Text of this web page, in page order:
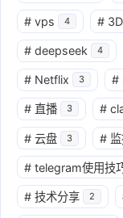
# vps 4 #
# deepseek 4
# Netflix 3 #
# 直播 3 #
# 云盘 3 #
# telegram使用技
# 技术分享 2